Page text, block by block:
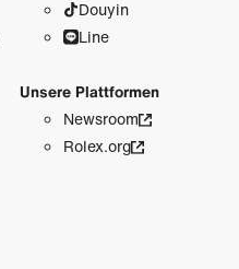
Douyin
Line
Unsere Plattformen
Newsroom
Rolex.org